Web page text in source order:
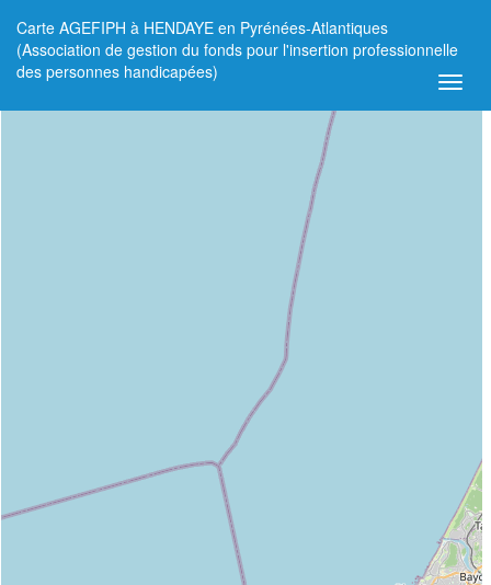
Carte AGEFIPH à HENDAYE en Pyrénées-Atlantiques
(Association de gestion du fonds pour l'insertion professionnelle
des personnes handicapées)
+
−